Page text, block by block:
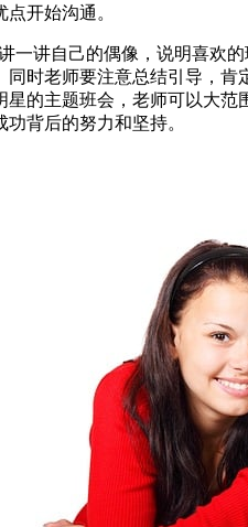
开始沟通。
一讲自己的偶像，说明喜欢
时老师要注意总结引导，
的主题班会，老师可以大
背后的努力和坚持。